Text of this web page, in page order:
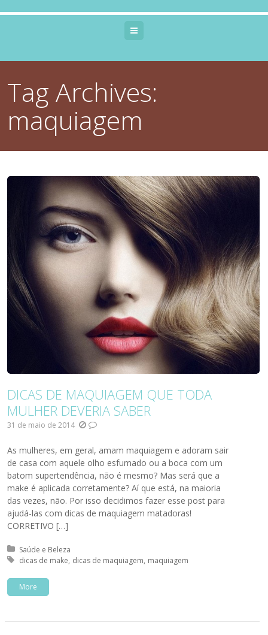
Tag Archives:
maquiagem
DICAS DE MAQUIAGEM QUE TODA
MULHER DEVERIA SABER
31 de maio de 2014
As mulheres, em geral, amam maquiagem e adoram sair
de casa com aquele olho esfumado ou a boca com um
batom supertendência, não é mesmo? Mas será que a
make é aplicada corretamente? Aí que está, na maioria
das vezes, não. Por isso decidimos fazer esse post para
ajudá-las com dicas de maquiagem matadoras!
CORRETIVO […]
Posted in:
Saúde e Beleza
Tagged with:
dicas de make dicas de maquiagem maquiagem
More